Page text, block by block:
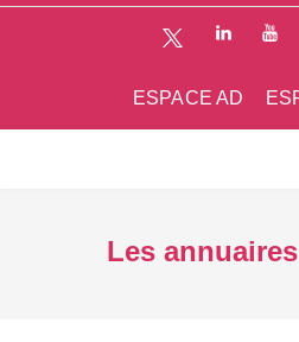
ESPACE AD
Les